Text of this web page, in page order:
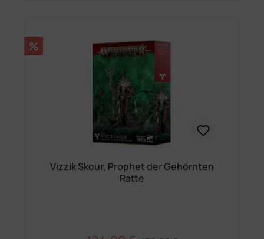
Rabatt
%
Vizzik Skour, Prophet der Gehörnten
Ratte